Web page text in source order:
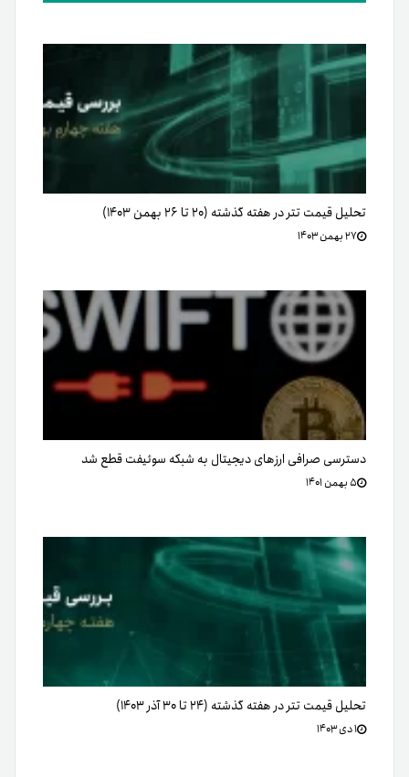
تحلیل قیمت تتر در هفته گذشته (۲۰ تا ۲۶ بهمن ۱۴۰۳)
۲۷ بهمن ۱۴۰۳
دسترسی صرافی ارزهای دیجیتال به شبکه سوئیفت قطع شد
۵ بهمن ۱۴۰۱
تحلیل قیمت تتر در هفته گذشته (۲۴ تا ۳۰ آذر ۱۴۰۳)
۱ دی ۱۴۰۳